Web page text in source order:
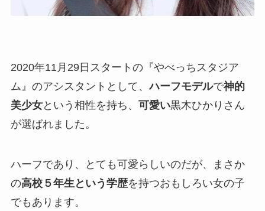
2020年11月29日スタートの『やべっちスタジア
ム』のアシスタントとして、ハーフモデルで神的
美少女という相性を持ち、 可愛い黒木ひかりさん
が選ばれました。
ハーフであり、とても可愛らしいのだが、まさか
の高校５年生という学歴を持つおもしろい女の子
でもあります。